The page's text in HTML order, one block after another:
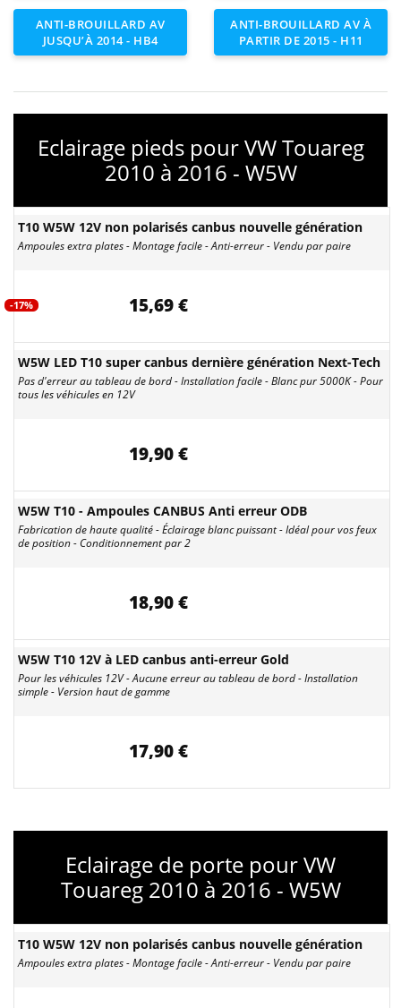
ANTI-BROUILLARD AV
JUSQU’À 2014 - HB4
ANTI-BROUILLARD AV À
PARTIR DE 2015 - H11
Eclairage pieds pour VW Touareg
2010 à 2016 - W5W
T10 W5W 12V non polarisés canbus nouvelle génération
Ampoules extra plates - Montage facile - Anti-erreur - Vendu par paire
-17% 15,69 €
W5W LED T10 super canbus dernière génération Next-Tech
Pas d'erreur au tableau de bord - Installation facile - Blanc pur 5000K - Pour
tous les véhicules en 12V
19,90 €
W5W T10 - Ampoules CANBUS Anti erreur ODB
Fabrication de haute qualité - Éclairage blanc puissant - Idéal pour vos feux
de position - Conditionnement par 2
18,90 €
W5W T10 12V à LED canbus anti-erreur Gold
Pour les véhicules 12V - Aucune erreur au tableau de bord - Installation
simple - Version haut de gamme
17,90 €
Eclairage de porte pour VW
Touareg 2010 à 2016 - W5W
T10 W5W 12V non polarisés canbus nouvelle génération
Ampoules extra plates - Montage facile - Anti-erreur - Vendu par paire